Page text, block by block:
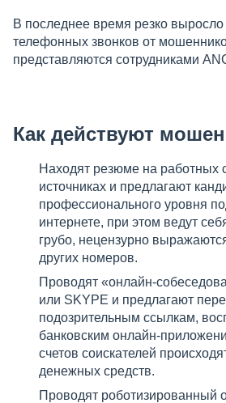
В последнее время резко выросло
телефонных звонков от
представляются сотрудниками
Как действуют
Находят резюме на работных
источниках и предлагают
профессионального уровня
интернете, при этом ведут
грубо, нецензурно
других номеров.
Проводят «онлайн-
или SKYPE и предлагают
подозрительным ссылкам,
банковским онлайн-
счетов соискателей
денежных средств.
Проводят роботизированный